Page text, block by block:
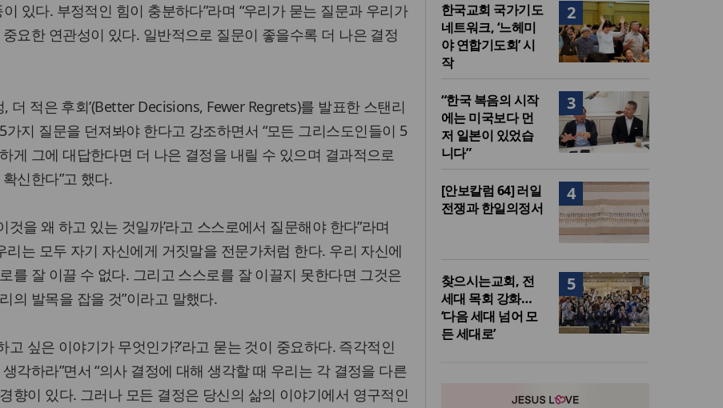
있다. 부정적인 힘이 충분하다”라며 “우리가 묻는 질문과 우리가
요한 연관성이 있다. 일반적으로 질문이 좋을수록 더 나은 결정
더 적은 후회’(Better Decisions, Fewer Regrets)를 발표한 스탠리
지 질문을 던져봐야 한다고 강조하면서 “모든 그리스도인들이 5
게 그에 대답한다면 더 나은 결정을 내릴 수 있으며 결과적으로
신한다”고 했다.
것을 왜 하고 있는 것일까’라고 스스로에서 질문해야 한다”라며
리는 모두 자기 자신에게 거짓말을 전문가처럼 한다. 우리 자신에
를 잘 이끌 수 없다. 그리고 스스로를 잘 이끌지 못한다면 그것은
의 발목을 잡을 것”이라고 말했다.
고 싶은 이야기가 무엇인가?’라고 묻는 것이 중요하다. 즉각적인
각하라”면서 “의사 결정에 대해 생각할 때 우리는 각 결정을 다른
향이 있다. 그러나 모든 결정은 당신의 삶의 이야기에서 영구적인
2
한국교회 국가기도
네트워크, ‘느헤미
야 연합기도회’ 시
작
3
“한국 복음의 시작
에는 미국보다 먼
저 일본이 있었습
니다”
4
[안보칼럼 64] 러일
전쟁과 한일의정서
5
찾으시는교회, 전
세대 목회 강화…
‘다음 세대 넘어 모
든 세대로’